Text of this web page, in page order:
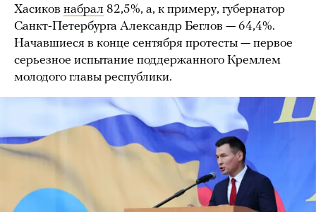
Хасиков набрал 82,5%, а, к примеру, губернатор
Санкт-Петербурга Александр Беглов — 64,4%.
Начавшиеся в конце сентября протесты — первое
серьезное испытание поддержанного Кремлем
молодого главы республики.